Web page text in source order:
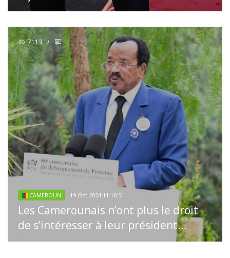
7113 / 0
CAMEROUN 19 Oct 2024 11:16:51
Les Camerounais n’ont plus le droit
de s’intéresser à leur président…